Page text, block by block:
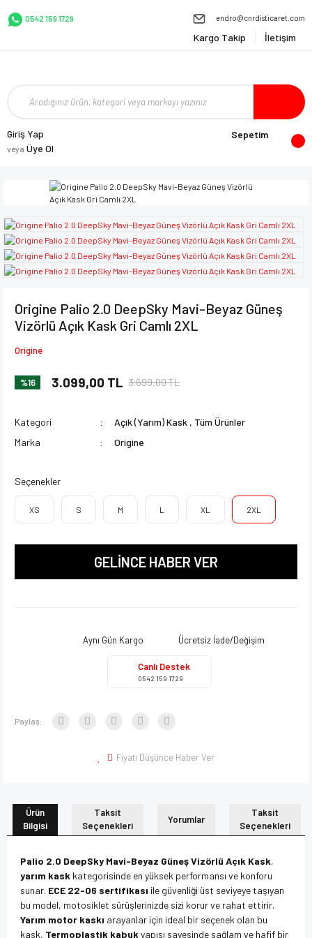
0542 159 1729 endro@cnrdisticaret.com
Kargo Takip İletişim
Giriş Yap
veya Üye Ol
Sepetim
Origine Palio 2.0 DeepSky Mavi-Beyaz Güneş
Vizörlü Açık Kask Gri Camlı 2XL
Origine
%16 3.099,00 TL 3.699,00 TL
Kategori Açık (Yarım) Kask , Tüm Ürünler
Marka
Origine
Seçenekler
XS S M L XL 2XL
GELİNCE HABER VER
Aynı Gün Kargo Ücretsiz İade/Değişim
Canlı Destek
0542 159 1729
Paylaş:
Fiyatı Düşünce Haber Ver
Ürün
Bilgisi
Taksit
Seçenekleri
Yorumlar
Taksit
Seçenekleri
Palio 2.0 DeepSky Mavi-Beyaz Güneş Vizörlü Açık Kask,
yarım kask kategorisinde en yüksek performansı ve konforu
sunar. ECE 22-06 sertifikası ile güvenliği üst seviyeye taşıyan
bu model, motosiklet sürüşlerinizde sizi korur ve rahat ettirir.
Yarım motor kaskı arayanlar için ideal bir seçenek olan bu
kask, Termoplastik kabuk yapısı sayesinde sağlam ve hafif bir